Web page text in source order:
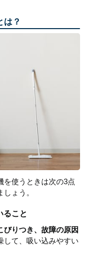
は？
を使うときは次の3点
ょう。
ること
びりつき、故障の原因
して、吸い込みやすい